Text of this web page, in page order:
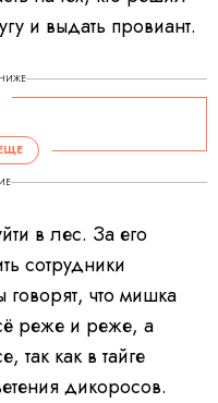
и выдать провиант.
в лес. За его
сотрудники
что мишка
реже и реже, а
так как в тайге
дикоросов.